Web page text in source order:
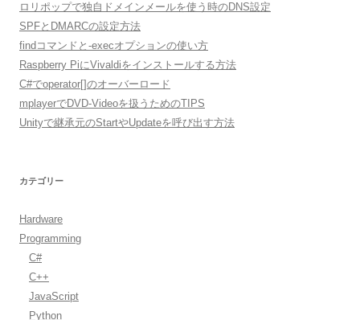
ロリポップで独自ドメインメールを使う時のDNS設定
SPFとDMARCの設定方法
findコマンドと-execオプションの使い方
Raspberry PiにVivaldiをインストールする方法
C#でoperator[]のオーバーロード
mplayerでDVD-Videoを扱うためのTIPS
Unityで継承元のStartやUpdateを呼び出す方法
カテゴリー
Hardware
Programming
C#
C++
JavaScript
Python